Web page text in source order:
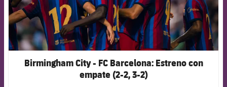
Birmingham City - FC Barcelona: Estreno con
empate (2-2, 3-2)